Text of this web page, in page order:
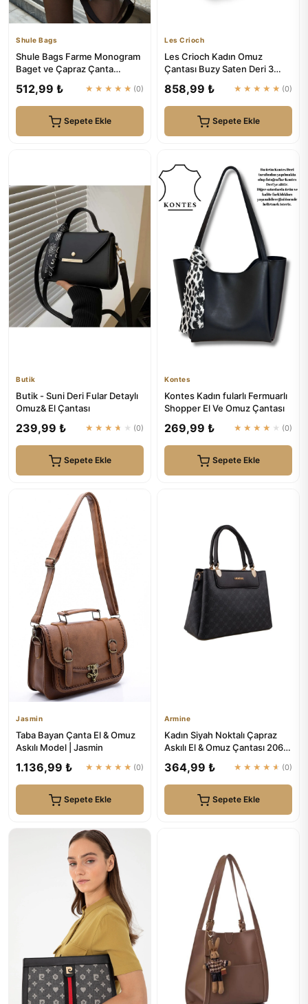
Shule Bags
Shule Bags Farme Monogram
Baget ve Çapraz Çanta
512,99 ₺ ★★★★★ (0)
Sepete Ekle
Les Crioch
Les Crioch Kadın Omuz
Çantası Buzy Saten Deri 3
858,99 ₺ ★★★★★ (0)
Sepete Ekle
Butik
Butik - Suni Deri Fular Detaylı
Omuz& El Çantası
239,99 ₺ ★★★★★ (0)
Sepete Ekle
Kontes
Kontes Kadın fularlı Fermuarlı
Shopper El Ve Omuz Çantası
269,99 ₺ ★★★★★ (0)
Sepete Ekle
Jasmin
Taba Bayan Çanta El & Omuz
Askılı Model | Jasmin
1.136,99 ₺ ★★★★★ (0)
Sepete Ekle
Armine
Kadın Siyah Noktalı Çapraz
Askılı El & Omuz Çantası 206 |
364,99 ₺ ★★★★★ (0)
Sepete Ekle